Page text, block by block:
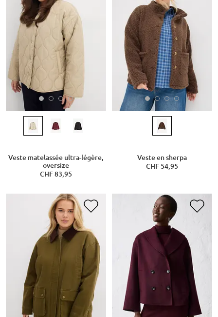
Veste matelassée ultra-légère,
oversize
CHF 83,95
Veste en sherpa
CHF 54,95